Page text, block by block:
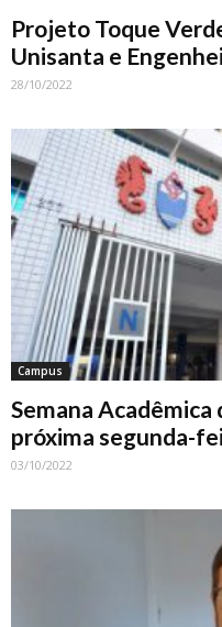
Projeto Toque
Unisanta e
28/10/2022
Campus
Semana Acadêmica
próxima segunda-
03/10/2022